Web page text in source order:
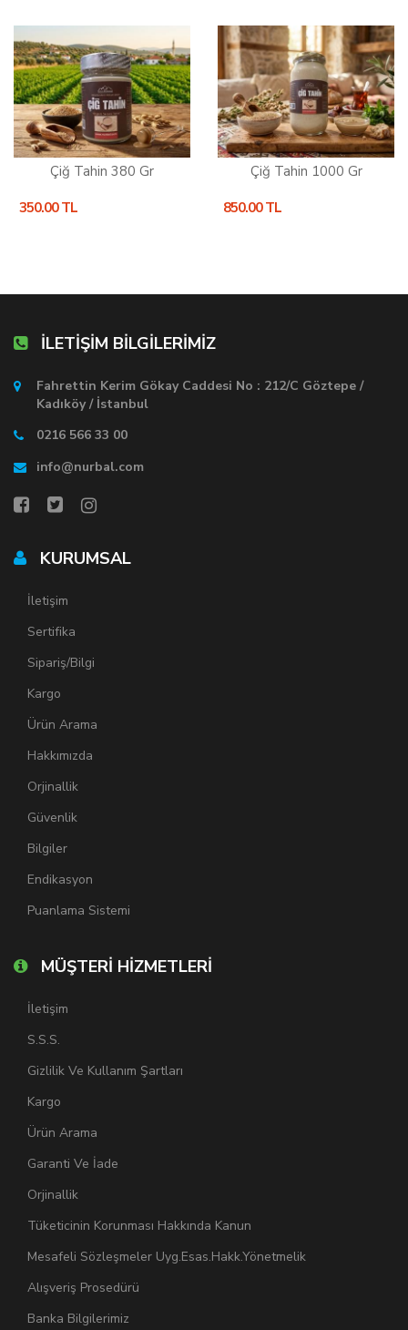
Çiğ Tahin 380 Gr
350.00 TL
Çiğ Tahin 1000 Gr
850.00 TL
İLETİŞİM BİLGİLERİMİZ
Fahrettin Kerim Gökay Caddesi No : 212/C Göztepe /
Kadıköy / İstanbul
0216 566 33 00
info@nurbal.com
KURUMSAL
İletişim
Sertifika
Sipariş/Bilgi
Kargo
Ürün Arama
Hakkımızda
Orjinallik
Güvenlik
Bilgiler
Endikasyon
Puanlama Sistemi
MÜŞTERİ HİZMETLERİ
İletişim
S.S.S.
Gizlilik Ve Kullanım Şartları
Kargo
Ürün Arama
Garanti Ve İade
Orjinallik
Tüketicinin Korunması Hakkında Kanun
Mesafeli Sözleşmeler Uyg.Esas.Hakk.Yönetmelik
Alışveriş Prosedürü
Banka Bilgilerimiz